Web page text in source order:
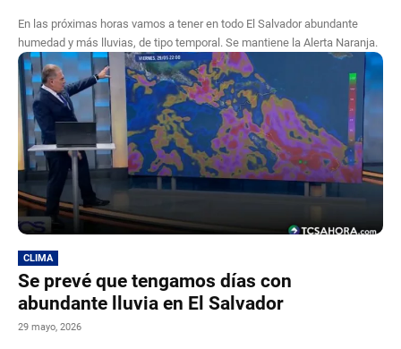
En las próximas horas vamos a tener en todo El Salvador abundante
humedad y más lluvias, de tipo temporal. Se mantiene la Alerta Naranja.
CLIMA
Se prevé que tengamos días con
abundante lluvia en El Salvador
29 mayo, 2026